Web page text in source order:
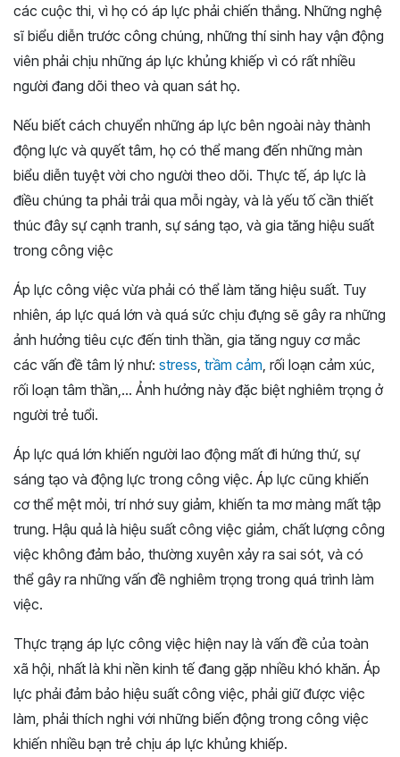
các cuộc thi, vì họ có áp lực phải chiến thắng. Những nghệ
sĩ biểu diễn trước công chúng, những thí sinh hay vận động
viên phải chịu những áp lực khủng khiếp vì có rất nhiều
người đang dõi theo và quan sát họ.
Nếu biết cách chuyển những áp lực bên ngoài này thành
động lực và quyết tâm, họ có thể mang đến những màn
biểu diễn tuyệt vời cho người theo dõi. Thực tế, áp lực là
điều chúng ta phải trải qua mỗi ngày, và là yếu tố cần thiết
thúc đây sự cạnh tranh, sự sáng tạo, và gia tăng hiệu suất
trong công việc
Áp lực công việc vừa phải có thể làm tăng hiệu suất. Tuy
nhiên, áp lực quá lớn và quá sức chịu đựng sẽ gây ra những
ảnh hưởng tiêu cực đến tinh thần, gia tăng nguy cơ mắc
các vấn đề tâm lý như: stress trầm cảm , rối loạn cảm xúc,
rối loạn tâm thần,… Ảnh hưởng này đặc biệt nghiêm trọng ở
người trẻ tuổi.
Áp lực quá lớn khiến người lao động mất đi hứng thứ, sự
sáng tạo và động lực trong công việc. Áp lực cũng khiến
cơ thể mệt mỏi, trí nhớ suy giảm, khiến ta mơ màng mất tập
trung. Hậu quả là hiệu suất công việc giảm, chất lượng công
việc không đảm bảo, thường xuyên xảy ra sai sót, và có
thể gây ra những vấn đề nghiêm trọng trong quá trình làm
việc.
Thực trạng áp lực công việc hiện nay là vấn đề của toàn
xã hội, nhất là khi nền kinh tế đang gặp nhiều khó khăn. Áp
lực phải đảm bảo hiệu suất công việc, phải giữ được việc
làm, phải thích nghi với những biến động trong công việc
khiến nhiều bạn trẻ chịu áp lực khủng khiếp.